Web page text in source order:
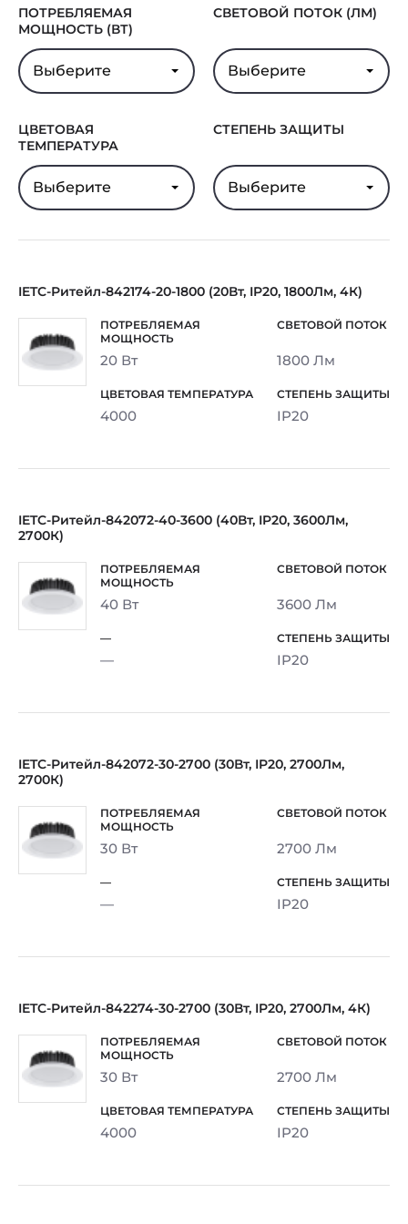
ПОТРЕБЛЯЕМАЯ
МОЩНОСТЬ (ВТ)
Выберите
СВЕТОВОЙ ПОТОК (ЛМ)
Выберите
ЦВЕТОВАЯ
ТЕМПЕРАТУРА
Выберите
СТЕПЕНЬ ЗАЩИТЫ
Выберите
IETC-Ритейл-842174-20-1800 (20Вт, IP20, 1800Лм, 4К)
20 Вт 1800 Лм
4000 IP20
IETC-Ритейл-842072-40-3600 (40Вт, IP20, 3600Лм,
2700К)
40 Вт 3600 Лм
— IP20
IETC-Ритейл-842072-30-2700 (30Вт, IP20, 2700Лм,
2700К)
30 Вт 2700 Лм
— IP20
IETC-Ритейл-842274-30-2700 (30Вт, IP20, 2700Лм, 4К)
30 Вт 2700 Лм
4000 IP20